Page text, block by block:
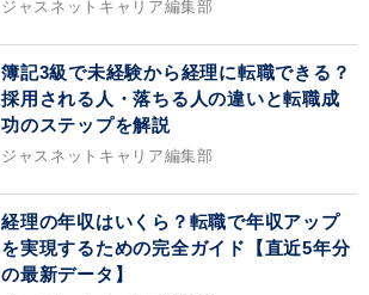
ジャスネットキャリア編集部
簿記3級で未経験から経理に転職できる？
採用される人・落ちる人の違いと転職成
功のステップを解説
ジャスネットキャリア編集部
経理の年収はいくら？転職で年収アップ
を実現するための完全ガイド【直近5年分
の最新データ】